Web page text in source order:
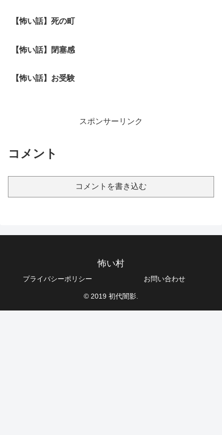
【怖い話】死の町
【怖い話】閉塞感
【怖い話】お受験
スポンサーリンク
コメント
コメントを書き込む
怖い村
プライバシーポリシー お問い合わせ
© 2019 初代闇影.